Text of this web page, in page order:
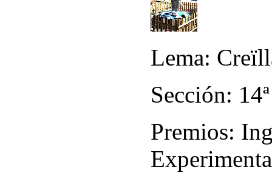
Lema:
Sección: 14ª
Premios: